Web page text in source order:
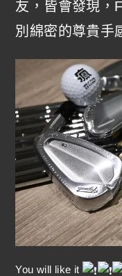
友，皆會發現，
別綿密的尊貴手
You will like it